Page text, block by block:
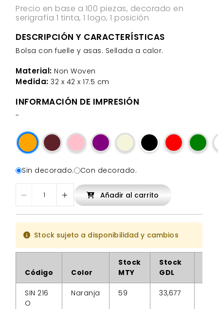
Precio en base a 100 piezas, decorado en
serigrafía 1 tinta, 1 logo, 1 posición
DESCRIPCIÓN Y CARACTERÍSTICAS
Bolsa con fuelle y asas. Sellada a calor.
Material: Non Woven
Medida: 32 x 42 x 17.5 cm
INFORMACIÓN DE IMPRESIÓN
-
Sin decorado. Con decorado.
Añadir al carrito
Stock sujeto a disponibilidad y cambios
Código Color
Stock
MTY
Stock
GDL
SIN 216
O
Naranja 59 33,677